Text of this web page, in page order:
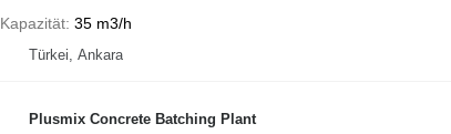
Kapazität 35 m3/h
Türkei, Ankara
Plusmix Concrete Batching Plant